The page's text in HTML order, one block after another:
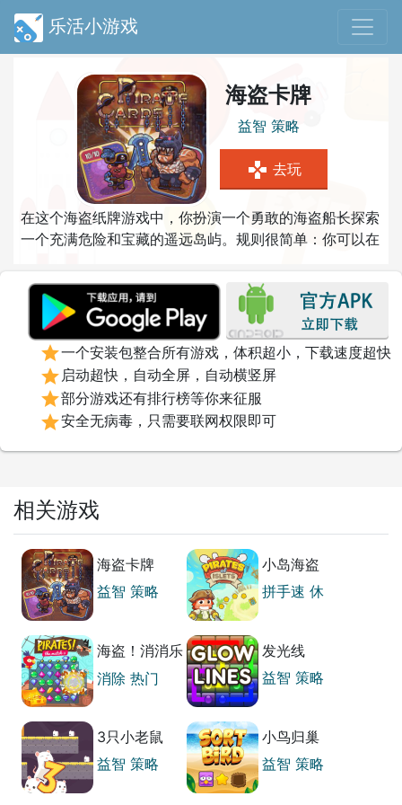
乐活小游戏
海盗卡牌
益智 策略
gamepad 去玩
在这个海盗纸牌游戏中，你扮演一个勇敢的海盗船长探索
一个充满危险和宝藏的遥远岛屿。规则很简单：你可以在
完为止。为了尽可能长时间地生存下去，你需要正确的战
略，并计划你的前进。射击大炮，喝灵丹妙药恢复生命，
收集盾牌和硬币，并小心，当你击碎一个桶，里面可能包
含有帮助或者讨厌的惊喜。击败大Boss升级你的英雄和
打开宝箱完成一个迷你游戏。解锁新角色，并在每轮之前
购买道具，这可以给你一个决定性的优势！
star一个安装包整合所有游戏，体积超小，下载速度超快
star 启动超快，自动全屏，自动横竖屏
star部分游戏还有排行榜等你来征服
star安全无病毒，只需要联网权限即可
相关游戏
海盗卡牌
益智 策略
小岛海盗
拼手速 休
海盗！消消乐
3
消除 热门
发光线
益智 策略
3只小老鼠
益智 策略
小鸟归巢
益智 策略